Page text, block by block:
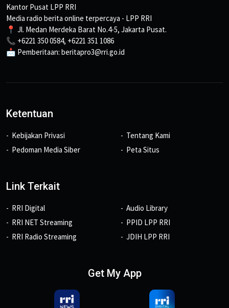
Kantor Pusat LPP RRI
Media radio berita online terpercaya - LPP RRI
📍 Jl. Medan Merdeka Barat No.4-5, Jakarta Pusat.
📞 +6221 350 0584, +6221 351 1086
📩 Pemberitaan: beritapro3@rri.go.id
Ketentuan
Kebijakan Privasi
Pedoman Media Siber
Tentang Kami
Peta Situs
Link Terkait
RRI Digital
RRI NET Streaming
RRI Radio Streaming
Audio Library
PPID LPP RRI
JDIH LPP RRI
Get My App